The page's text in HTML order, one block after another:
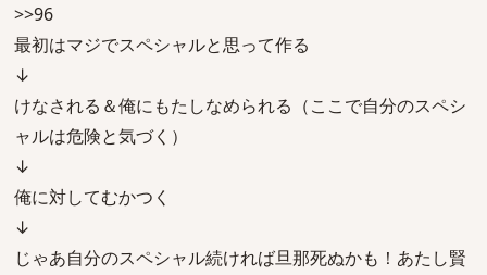
>>96
最初はマジでスペシャルと思って作る
↓
けなされる＆俺にもたしなめられる（ここで自分のスペシ
ャルは危険と気づく）
↓
俺に対してむかつく
↓
じゃあ自分のスペシャル続ければ旦那死ぬかも！あたし賢